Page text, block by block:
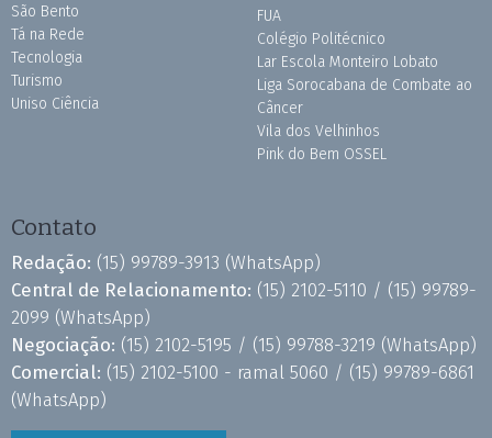
São Bento
Tá na Rede
Tecnologia
Turismo
Uniso Ciência
FUA
Colégio Politécnico
Lar Escola Monteiro Lobato
Liga Sorocabana de Combate ao
Câncer
Vila dos Velhinhos
Pink do Bem OSSEL
Contato
Redação: (15) 99789-3913 (WhatsApp)
Central de Relacionamento: (15) 2102-5110 / (15) 99789-
2099 (WhatsApp)
Negociação: (15) 2102-5195 / (15) 99788-3219 (WhatsApp)
Comercial: (15) 2102-5100 - ramal 5060 / (15) 99789-6861
(WhatsApp)